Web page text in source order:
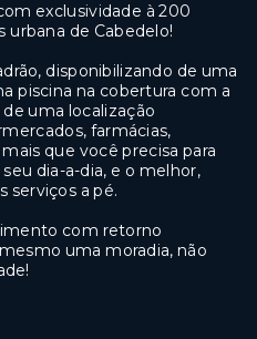
exclusividade à 200
urbana de Cabedelo!
disponibilizando de uma
piscina na cobertura com a
uma localização
farmácias,
que você precisa para
dia-a-dia, e o melhor,
serviços a pé.
com retorno
uma moradia, não